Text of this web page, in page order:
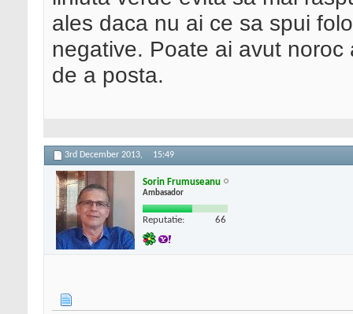
ales daca nu ai ce sa spui
negative. Poate ai avut
de a posta.
3rd December 2013, 15:49
Sorin Frumuseanu
Ambasador
Reputatie: 66